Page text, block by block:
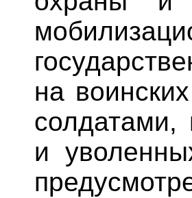
на
и